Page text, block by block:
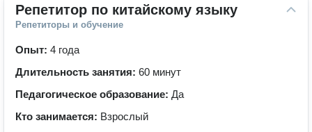
Репетитор по китайскому языку
Репетиторы и обучение
Опыт: 4 года
Длительность занятия: 60 минут
Педагогическое образование: Да
Кто занимается: Взрослый